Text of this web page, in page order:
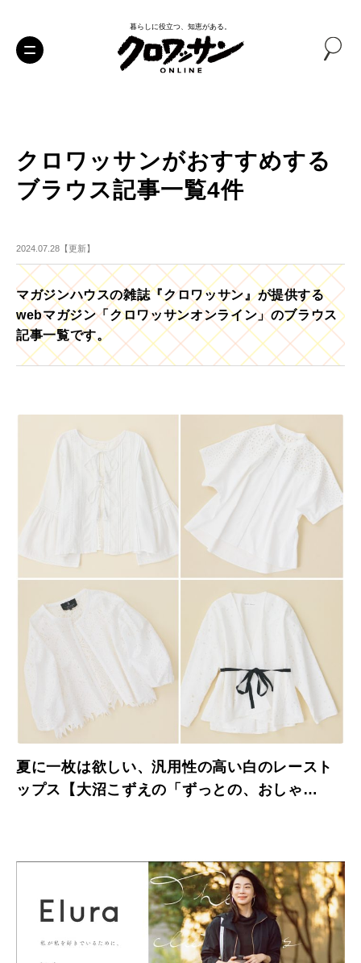
暮らしに役立つ、知恵がある。
クロワッサンがおすすめする
ブラウス記事一覧4件
2024.07.28【更新】
マガジンハウスの雑誌『クロワッサン』が提供する
webマガジン「クロワッサンオンライン」のブラウス
記事一覧です。
夏に一枚は欲しい、汎用性の高い白のレースト
ップス【大沼こずえの「ずっとの、おしゃ